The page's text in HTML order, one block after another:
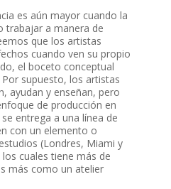
es aún mayor cuando la
trabajar a manera de
que los artistas
cuando ven su propio
el boceto conceptual
supuesto, los artistas
ayudan y enseñan, pero
de producción en
entrega a una línea de
con un elemento o
(Londres, Miami y
cuales tiene más de
más como un atelier